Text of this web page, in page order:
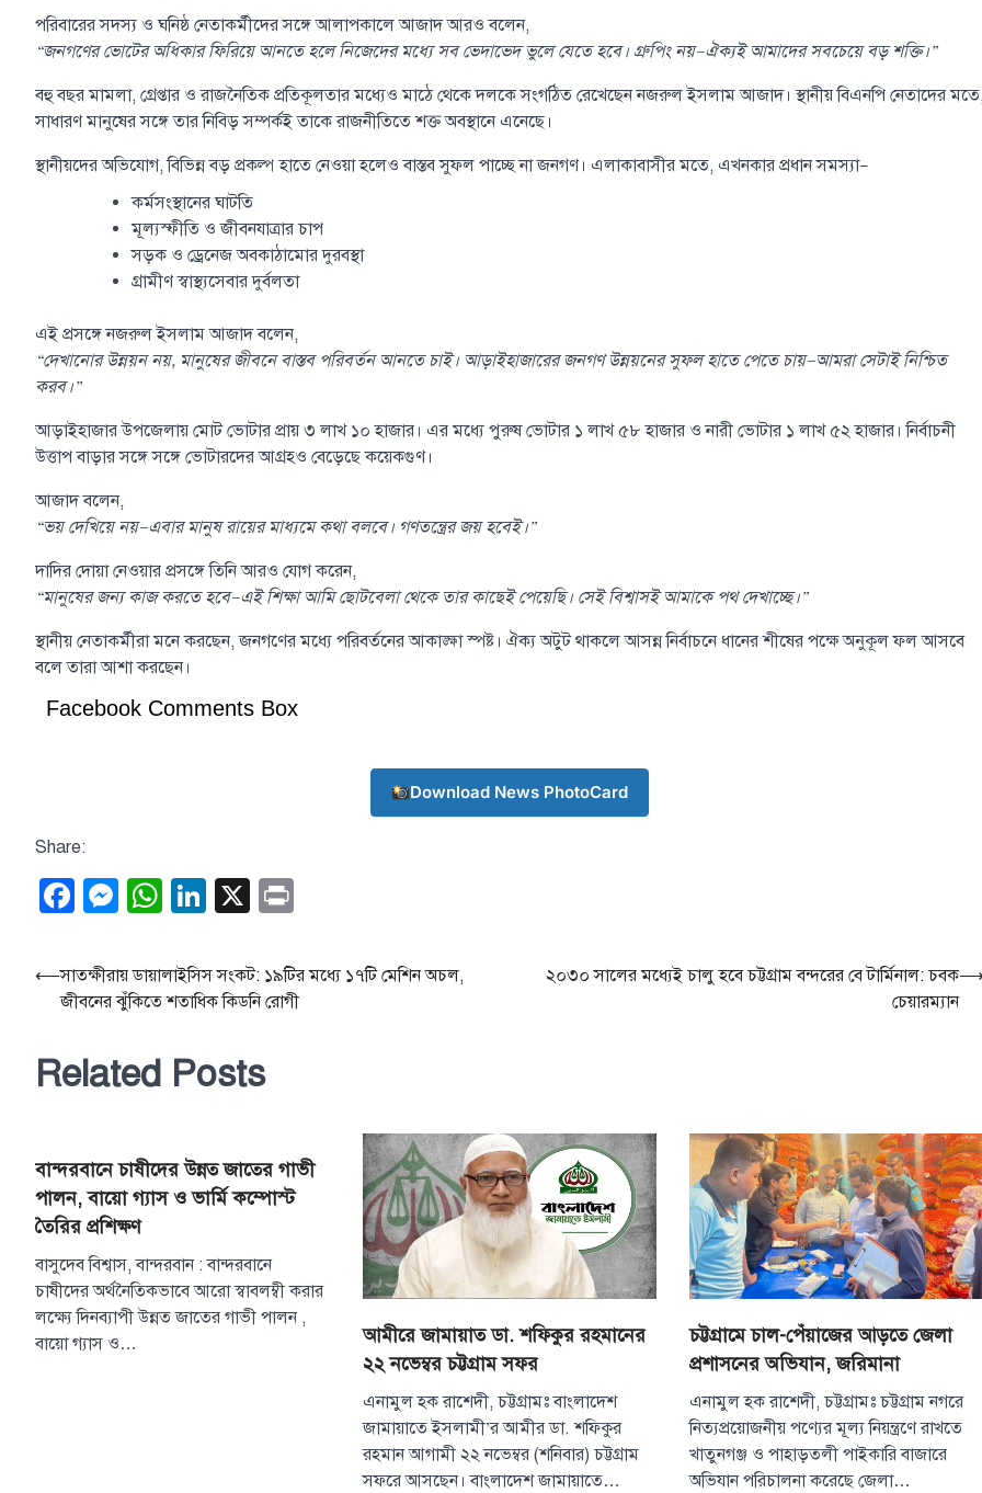
পরিবারের সদস্য ও ঘনিষ্ঠ নেতাকর্মীদের সঙ্গে আলাপকালে আজাদ আরও বলেন,
“জনগণের ভোটের অধিকার ফিরিয়ে আনতে হলে নিজেদের মধ্যে সব ভেদাভেদ ভুলে যেতে হবে। গ্রুপিং নয়—ঐক্যই আমাদের সবচেয়ে বড় শক্তি।”
বহু বছর মামলা, গ্রেপ্তার ও রাজনৈতিক প্রতিকূলতার মধ্যেও মাঠে থেকে দলকে সংগঠিত রেখেছেন নজরুল ইসলাম আজাদ। স্থানীয় বিএনপি নেতাদের
সাধারণ মানুষের সঙ্গে তার নিবিড় সম্পর্কই তাকে রাজনীতিতে শক্ত অবস্থানে এনেছে।
স্থানীয়দের অভিযোগ, বিভিন্ন বড় প্রকল্প হাতে নেওয়া হলেও বাস্তব সুফল পাচ্ছে না জনগণ। এলাকাবাসীর মতে, এখনকার প্রধান সমস্যা—
কর্মসংস্থানের ঘাটতি
মূল্যস্ফীতি ও জীবনযাত্রার চাপ
সড়ক ও ড্রেনেজ অবকাঠামোর দুরবস্থা
গ্রামীণ স্বাস্থ্যসেবার দুর্বলতা
এই প্রসঙ্গে নজরুল ইসলাম আজাদ বলেন,
“দেখানোর উন্নয়ন নয়, মানুষের জীবনে বাস্তব পরিবর্তন আনতে চাই। আড়াইহাজারের জনগণ উন্নয়নের সুফল হাতে পেতে চায়—আমরা সেটাই নিশ্চিত
করব।”
আড়াইহাজার উপজেলায় মোট ভোটার প্রায় ৩ লাখ ১০ হাজার। এর মধ্যে পুরুষ ভোটার ১ লাখ ৫৮ হাজার ও নারী ভোটার ১ লাখ ৫২ হাজার। নির্বাচনী
উত্তাপ বাড়ার সঙ্গে সঙ্গে ভোটারদের আগ্রহও বেড়েছে কয়েকগুণ।
আজাদ বলেন,
“ভয় দেখিয়ে নয়—এবার মানুষ রায়ের মাধ্যমে কথা বলবে। গণতন্ত্রের জয় হবেই।”
দাদির দোয়া নেওয়ার প্রসঙ্গে তিনি আরও যোগ করেন,
“মানুষের জন্য কাজ করতে হবে—এই শিক্ষা আমি ছোটবেলা থেকে তার কাছেই পেয়েছি। সেই বিশ্বাসই আমাকে পথ দেখাচ্ছে।”
স্থানীয় নেতাকর্মীরা মনে করছেন, জনগণের মধ্যে পরিবর্তনের আকাঙ্ক্ষা স্পষ্ট। ঐক্য অটুট থাকলে আসন্ন নির্বাচনে ধানের শীষের পক্ষে অনুকূল ফল আসবে
বলে তারা আশা করছেন।
Facebook Comments Box
Download News PhotoCard
Share:
Facebook
Messenger
WhatsApp
LinkedIn
X
Post
navigation
⟵সাতক্ষীরায় ডায়ালাইসিস সংকট: ১৯টির মধ্যে ১৭টি মেশিন অচল,
জীবনের ঝুঁকিতে শতাধিক কিডনি রোগী
২০৩০ সালের মধ্যেই চালু হবে চট্টগ্রাম বন্দরের বে টার্মিনাল: চবক
চেয়ারম্যান
Related Posts
বান্দরবানে চাষীদের উন্নত জাতের গাভী
পালন, বায়ো গ্যাস ও ভার্মি কম্পোস্ট
তৈরির প্রশিক্ষণ
বাসুদেব বিশ্বাস, বান্দরবান : বান্দরবানে
চাষীদের অর্থনৈতিকভাবে আরো স্বাবলম্বী করার
লক্ষ্যে দিনব্যাপী উন্নত জাতের গাভী পালন ,
বায়ো গ্যাস ও…
আমীরে জামায়াত ডা. শফিকুর রহমানের
২২ নভেম্বর চট্টগ্রাম সফর
এনামুল হক রাশেদী, চট্টগ্রামঃ বাংলাদেশ
জামায়াতে ইসলামী’র আমীর ডা. শফিকুর
রহমান আগামী ২২ নভেম্বর (শনিবার) চট্টগ্রাম
সফরে আসছেন। বাংলাদেশ জামায়াতে…
চট্টগ্রামে চাল-পেঁয়াজের আড়তে জেলা
প্রশাসনের অভিযান, জরিমানা
এনামুল হক রাশেদী, চট্টগ্রামঃ চট্টগ্রাম নগরে
নিত্যপ্রয়োজনীয় পণ্যের মূল্য নিয়ন্ত্রণে রাখতে
খাতুনগঞ্জ ও পাহাড়তলী পাইকারি বাজারে
অভিযান পরিচালনা করেছে জেলা…